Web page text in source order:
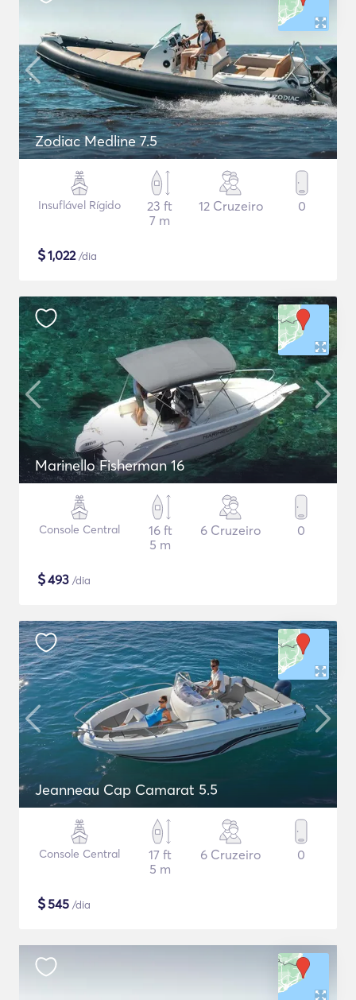
Zodiac Medline 7.5
Insuflável Rígido
23 ft
7 m
12 Cruzeiro 0
$1,022/dia
Marinello Fisherman 16
Console Central
16 ft
5 m
6 Cruzeiro 0
$493 /dia
Jeanneau Cap Camarat 5.5
Console Central
17 ft
5 m
6 Cruzeiro 0
$545 /dia